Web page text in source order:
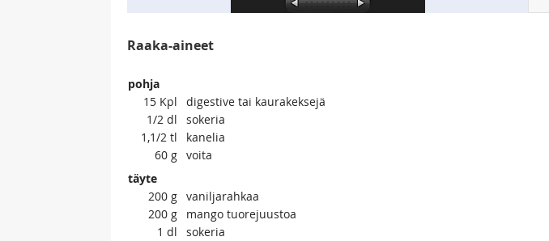
Raaka-aineet
pohja
15 Kpl
digestive tai kaurakeksejä
1/2 dl
sokeria
1,1/2 tl
kanelia
60 g voita
täyte
200 g vaniljarahkaa
200 g
mango tuorejuustoa
1 dl
sokeria